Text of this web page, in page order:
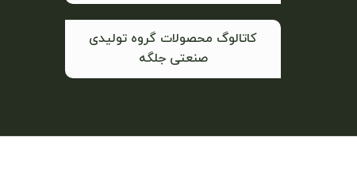
کاتالوگ محصولات گروه تولیدی
صنعتی جلگه